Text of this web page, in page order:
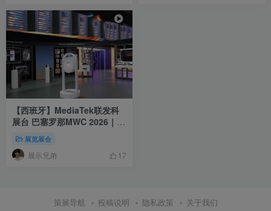
【西班牙】MediaTek联发科
展台 巴塞罗那MWC 2026｜
MP4｜1080P｜17.2M
展览展会
展示兄弟 17
策展导航 投稿说明 隐私政策 关于我们